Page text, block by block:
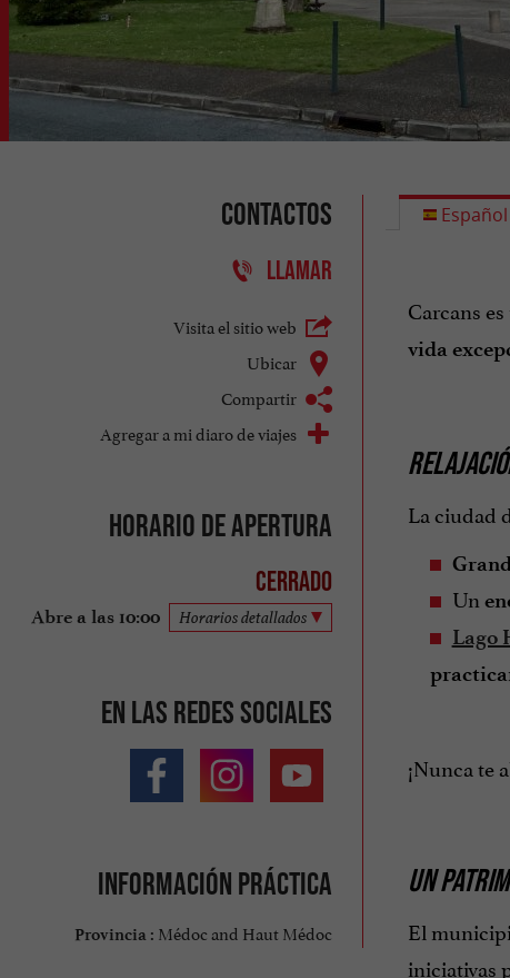
Contactos
LLAMAR
Visita el sitio web
Ubicar
Compartir
Agregar a mi diaro de viajes
Horario de apertura
Cerrado
Abre a las 10:00 Horarios detallados
En las redes sociales
Información práctica
Provincia : Médoc and Haut Médoc
Español
Carcans
vida
La ciudad
Un
Lago
¡Nunca te
UN
El
iniciativas